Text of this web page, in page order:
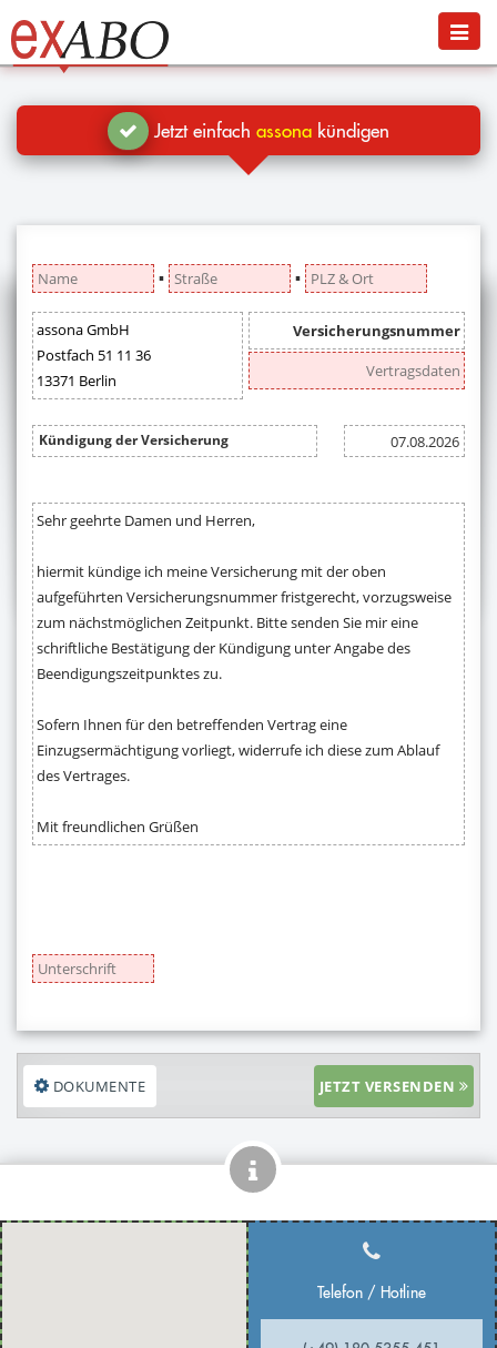
Jetzt kündigen
Blog
Hilfe
Menü
Jetzt einfach assona kündigen
▪ ▪
DOKUMENTE JETZT VERSENDEN
Telefon / Hotline